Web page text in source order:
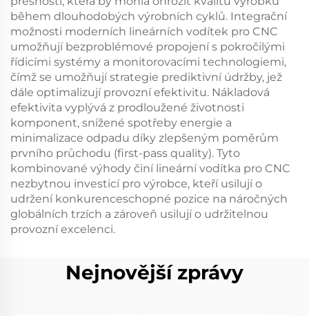
během dlouhodobých výrobních cyklů. Integrační
možnosti moderních lineárních vodítek pro CNC
umožňují bezproblémové propojení s pokročilými
řídicími systémy a monitorovacími technologiemi,
čímž se umožňují strategie prediktivní údržby, jež
dále optimalizují provozní efektivitu. Nákladová
efektivita vyplývá z prodloužené životnosti
komponent, snížené spotřeby energie a
minimalizace odpadu díky zlepšeným poměrům
prvního průchodu (first-pass quality). Tyto
kombinované výhody činí lineární vodítka pro CNC
nezbytnou investicí pro výrobce, kteří usilují o
udržení konkurenceschopné pozice na náročných
globálních trzích a zároveň usilují o udržitelnou
provozní excelenci.
Nejnovější zprávy